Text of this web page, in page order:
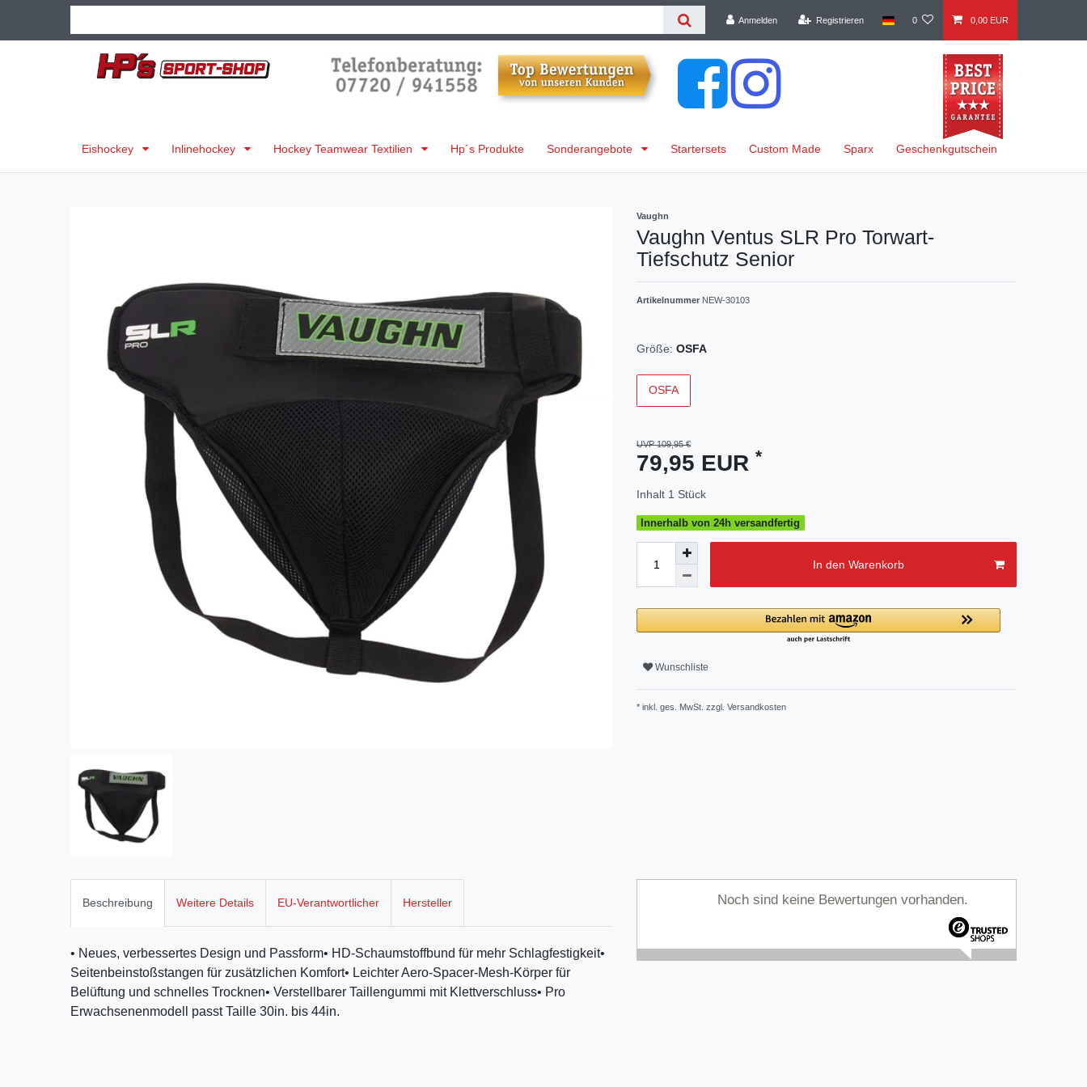
Anmelden Registrieren 0 0,00 EUR
Eishockey Inlinehockey Hockey Teamwear Textilien Hp´s Produkte Sonderangebote Startersets Custom Made Sparx Geschenkgutschein
Vaughn
Vaughn Ventus SLR Pro Torwart-
Tiefschutz Senior
Artikelnummer NEW-30103
Größe: OSFA
OSFA
UVP 109,95 €
79,95 EUR *
Inhalt 1 Stück
Innerhalb von 24h versandfertig
In den Warenkorb
Wunschliste
* inkl. ges. MwSt. zzgl. Versandkosten
Beschreibung Weitere Details EU-Verantwortlicher Hersteller
• Neues, verbessertes Design und Passform• HD-Schaumstoffbund für mehr Schlagfestigkeit•
Seitenbeinstoßstangen für zusätzlichen Komfort• Leichter Aero-Spacer-Mesh-Körper für
Belüftung und schnelles Trocknen• Verstellbarer Taillengummi mit Klettverschluss• Pro
Erwachsenenmodell passt Taille 30in. bis 44in.
Noch sind keine Bewertungen vorhanden.